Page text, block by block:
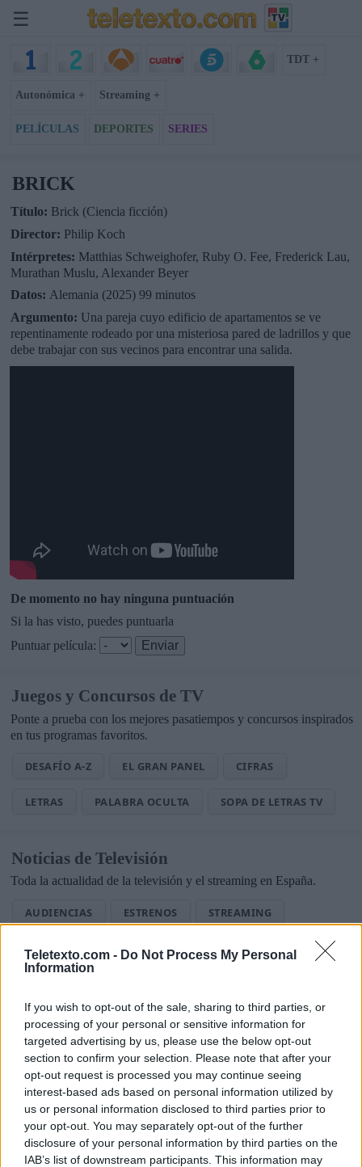
Teletexto.com - Do Not Process My Personal
Information
If you wish to opt-out of the sale, sharing to third parties, or
processing of your personal or sensitive information for
targeted advertising by us, please use the below opt-out
section to confirm your selection. Please note that after your
opt-out request is processed you may continue seeing
interest-based ads based on personal information utilized by
us or personal information disclosed to third parties prior to
your opt-out. You may separately opt-out of the further
disclosure of your personal information by third parties on the
IAB’s list of downstream participants. This information may
☰
TDT +
Autonómica + Streaming +
PELÍCULAS DEPORTES SERIES
BRICK
Título: Brick (Ciencia ficción)
Director: Philip Koch
Intérpretes: Matthias Schweighofer, Ruby O. Fee, Frederick Lau,
Murathan Muslu, Alexander Beyer
Datos: Alemania (2025) 99 minutos
Argumento: Una pareja cuyo edificio de apartamentos se ve
repentinamente rodeado por una misteriosa pared de ladrillos y que
debe trabajar con sus vecinos para encontrar una salida.
De momento no hay ninguna puntuación
Si la has visto, puedes puntuarla
Puntuar película:
Juegos y Concursos de TV
Ponte a prueba con los mejores pasatiempos y concursos inspirados
en tus programas favoritos.
DESAFÍO A-Z EL GRAN PANEL CIFRAS
LETRAS PALABRA OCULTA SOPA DE LETRAS TV
Noticias de Televisión
Toda la actualidad de la televisión y el streaming en España.
AUDIENCIAS ESTRENOS STREAMING
GENTE TV CONCURSOS REALITIES
Ver perfil
Ver perfil